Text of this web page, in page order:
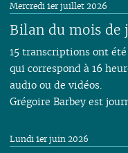
Bilan du mois de
Mercredi 1er juillet 2026
15 transcriptions ont
qui correspond à 16
audio ou de vidéos.
Grégoire Barbey est
Lundi 1er juin 2026